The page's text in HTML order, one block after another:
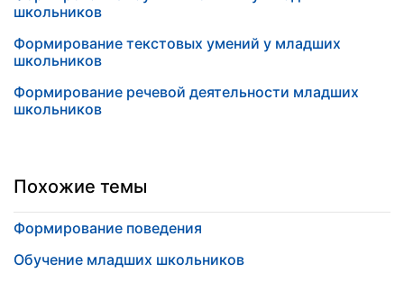
школьников
Формирование текстовых умений у младших
школьников
Формирование речевой деятельности младших
школьников
Похожие темы
Формирование поведения
Обучение младших школьников